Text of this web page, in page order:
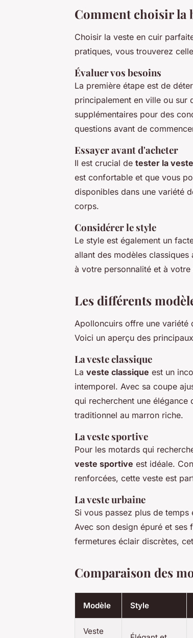
Comment choisir la
Choisir la veste en cuir
pratiques, vous trouverez
Évaluer vos besoins
La première étape est de
principalement en ville ou sur
supplémentaires pour des
questions avant de
Essayer avant d'acheter
Il est crucial de tester la veste
est confortable et que vous
disponibles dans une variété
corps.
Considérer le style
Le style est également un
allant des modèles
à votre personnalité et à
Les différents
Apolloncuirs offre une variété
Voici un aperçu des
La veste classique
La veste classique est un
intemporel. Avec sa coupe
qui recherchent une
traditionnel au marron riche.
La veste sportive
Pour les motards qui
veste sportive est idéale.
renforcées, cette veste est
La veste urbaine
Si vous passez plus de
Avec son design épuré et ses
fermetures éclair discrètes,
Comparaison des
Modèle Style
Veste